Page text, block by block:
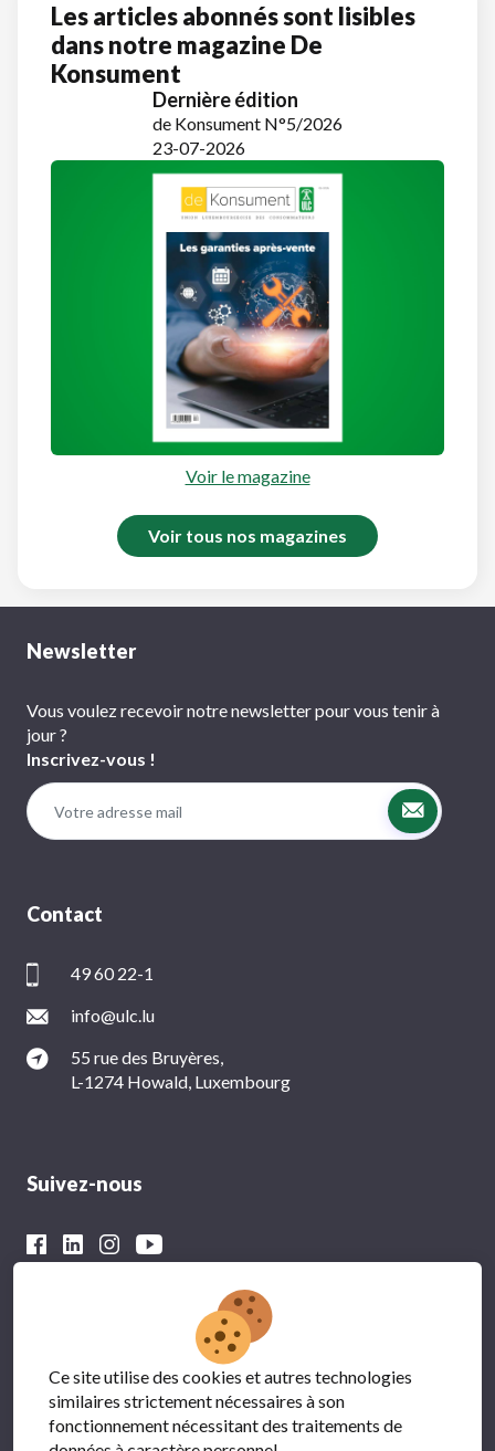
Les articles abonnés sont lisibles
dans notre magazine De
Konsument
Dernière édition
de Konsument N°5/2026
23-07-2026
Voir le magazine
Voir tous nos magazines
Newsletter
Vous voulez recevoir notre newsletter pour vous tenir à
jour ?
Inscrivez-vous !
Contact
49 60 22-1
info@ulc.lu
55 rue des Bruyères,
L-1274 Howald, Luxembourg
Suivez-nous
Avec le soutien financier du
Ce site utilise des cookies et autres technologies
similaires strictement nécessaires à son
fonctionnement nécessitant des traitements de